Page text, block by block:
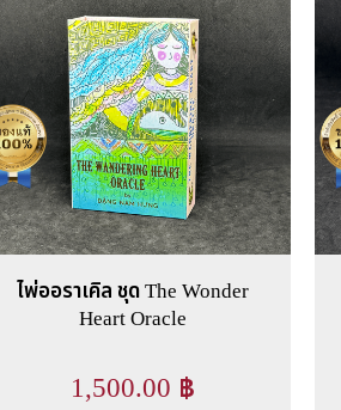
ไพ่ออราเคิล ชุด The Wonder
Heart Oracle
1,500.00 ฿